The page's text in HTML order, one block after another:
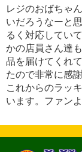
レジのおばちゃ
いだろうなーと
るく対応してい
かの店員さん達
品を届けてくれ
たので非常に感
これからのラッ
います。ファンよ